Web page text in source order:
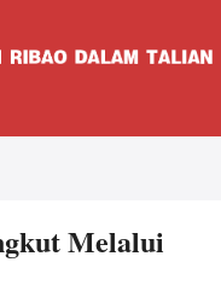
Melalui